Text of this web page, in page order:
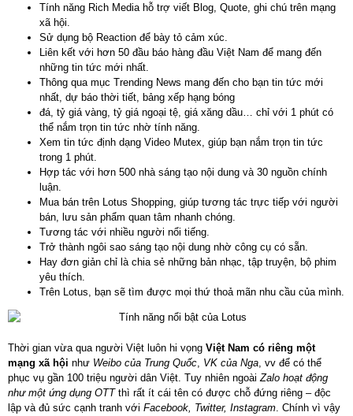
Tính năng Rich Media hỗ trợ viết Blog, Quote, ghi chú trên mạng
xã hội.
Sử dụng bộ Reaction để bày tỏ cảm xúc.
Liên kết với hơn 50 đầu báo hàng đầu Việt Nam để mang đến
những tin tức mới nhất.
Thông qua mục Trending News mang đến cho bạn tin tức mới
nhất, dự báo thời tiết, bảng xếp hạng bóng
đá, tỷ giá vàng, tỷ giá ngoại tệ, giá xăng dầu… chỉ với 1 phút có
thể nắm trọn tin tức nhờ tính năng.
Xem tin tức định dạng Video Mutex, giúp bạn nắm trọn tin tức
trong 1 phút.
Hợp tác với hơn 500 nhà sáng tạo nội dung và 30 nguồn chính
luận.
Mua bán trên Lotus Shopping, giúp tương tác trực tiếp với người
bán, lưu sản phẩm quan tâm nhanh chóng.
Tương tác với nhiều người nổi tiếng.
Trở thành ngôi sao sáng tạo nội dung nhờ công cụ có sẵn.
Hay đơn giản chỉ là chia sẻ những bản nhạc, tập truyện, bộ phim
yêu thích.
Trên Lotus, bạn sẽ tìm được mọi thứ thoả mãn nhu cầu của mình.
Thời gian vừa qua người Việt luôn hi vọng Việt Nam có riêng một
mạng xã hội như Weibo của Trung Quốc, VK của Nga, vv để có thể
phục vụ gần 100 triệu người dân Việt. Tuy nhiên ngoàiZalo hoạt động
như một ứng dụng OTTthì rất ít cái tên có được chỗ đứng riêng – độc
lập và đủ sức cạnh tranh với Facebook, Twitter, Instagram. Chính vì vậy